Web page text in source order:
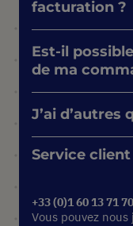
facturation ?
Est-il
de ma
J’ai d’autres
Service client
+33 (0)1 60 13 71 70
Vous pouvez